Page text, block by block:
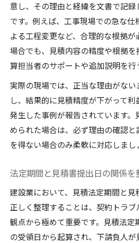
意し、その理由と経緯を文書で記
です。例えば、工事現場での急な仕
よる工程変更など、合理的な根拠が
場合でも、見積内容の精度や根拠
算担当者のサポートや追加説明を行
実際の現場では、正当な理由がな
し、結果的に見積精度が下がって
発生した事例が報告されています。
められた場合は、必ず理由の確認
を得ない場合のみ柔軟に対応しまし
法定期間と見積書提出日の関係を
建設業において、見積法定期間と見
正しく整理することは、契約トラ
観点から極めて重要です。見積法定
の受領日から起算され、下請負人